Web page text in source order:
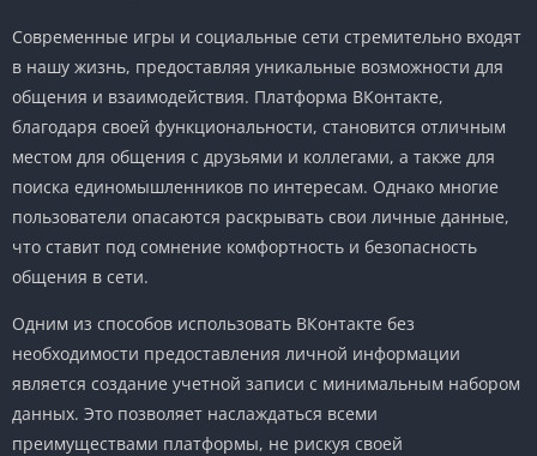
Современные игры и социальные сети стремительно входят
в нашу жизнь, предоставляя уникальные возможности для
общения и взаимодействия. Платформа ВКонтакте,
благодаря своей функциональности, становится отличным
местом для общения с друзьями и коллегами, а также для
поиска единомышленников по интересам. Однако многие
пользователи опасаются раскрывать свои личные данные,
что ставит под сомнение комфортность и безопасность
общения в сети.
Одним из способов использовать ВКонтакте без
необходимости предоставления личной информации
является создание учетной записи с минимальным набором
данных. Это позволяет наслаждаться всеми
преимуществами платформы, не рискуя своей